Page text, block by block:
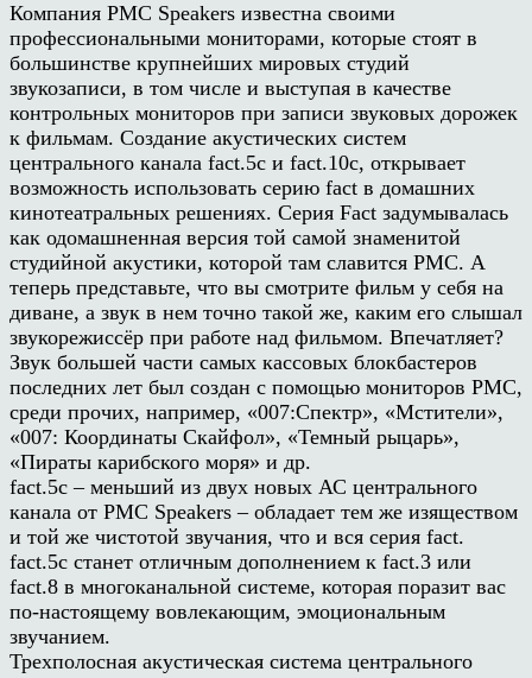
Компания PMC Speakers известна своими
профессиональными мониторами, которые стоят в
большинстве крупнейших мировых студий
звукозаписи, в том числе и выступая в качестве
контрольных мониторов при записи звуковых дорожек
к фильмам. Создание акустических систем
центрального канала fact.5c и fact.10c, открывает
возможность использовать серию fact в домашних
кинотеатральных решениях. Серия Fact задумывалась
как одомашненная версия той самой знаменитой
студийной акустики, которой там славится PMC. А
теперь представьте, что вы смотрите фильм у себя на
диване, а звук в нем точно такой же, каким его слышал
звукорежиссёр при работе над фильмом. Впечатляет?
Звук большей части самых кассовых блокбастеров
последних лет был создан с помощью мониторов PMC,
среди прочих, например, «007:Спектр», «Мстители»,
«007: Координаты Скайфол», «Темный рыцарь»,
«Пираты карибского моря» и др.
fact.5c – меньший из двух новых АС центрального
канала от PMC Speakers – обладает тем же изяществом
и той же чистотой звучания, что и вся серия fact.
fact.5c станет отличным дополнением к fact.3 или
fact.8 в многоканальной системе, которая поразит вас
по-настоящему вовлекающим, эмоциональным
звучанием.
Трехполосная акустическая система центрального